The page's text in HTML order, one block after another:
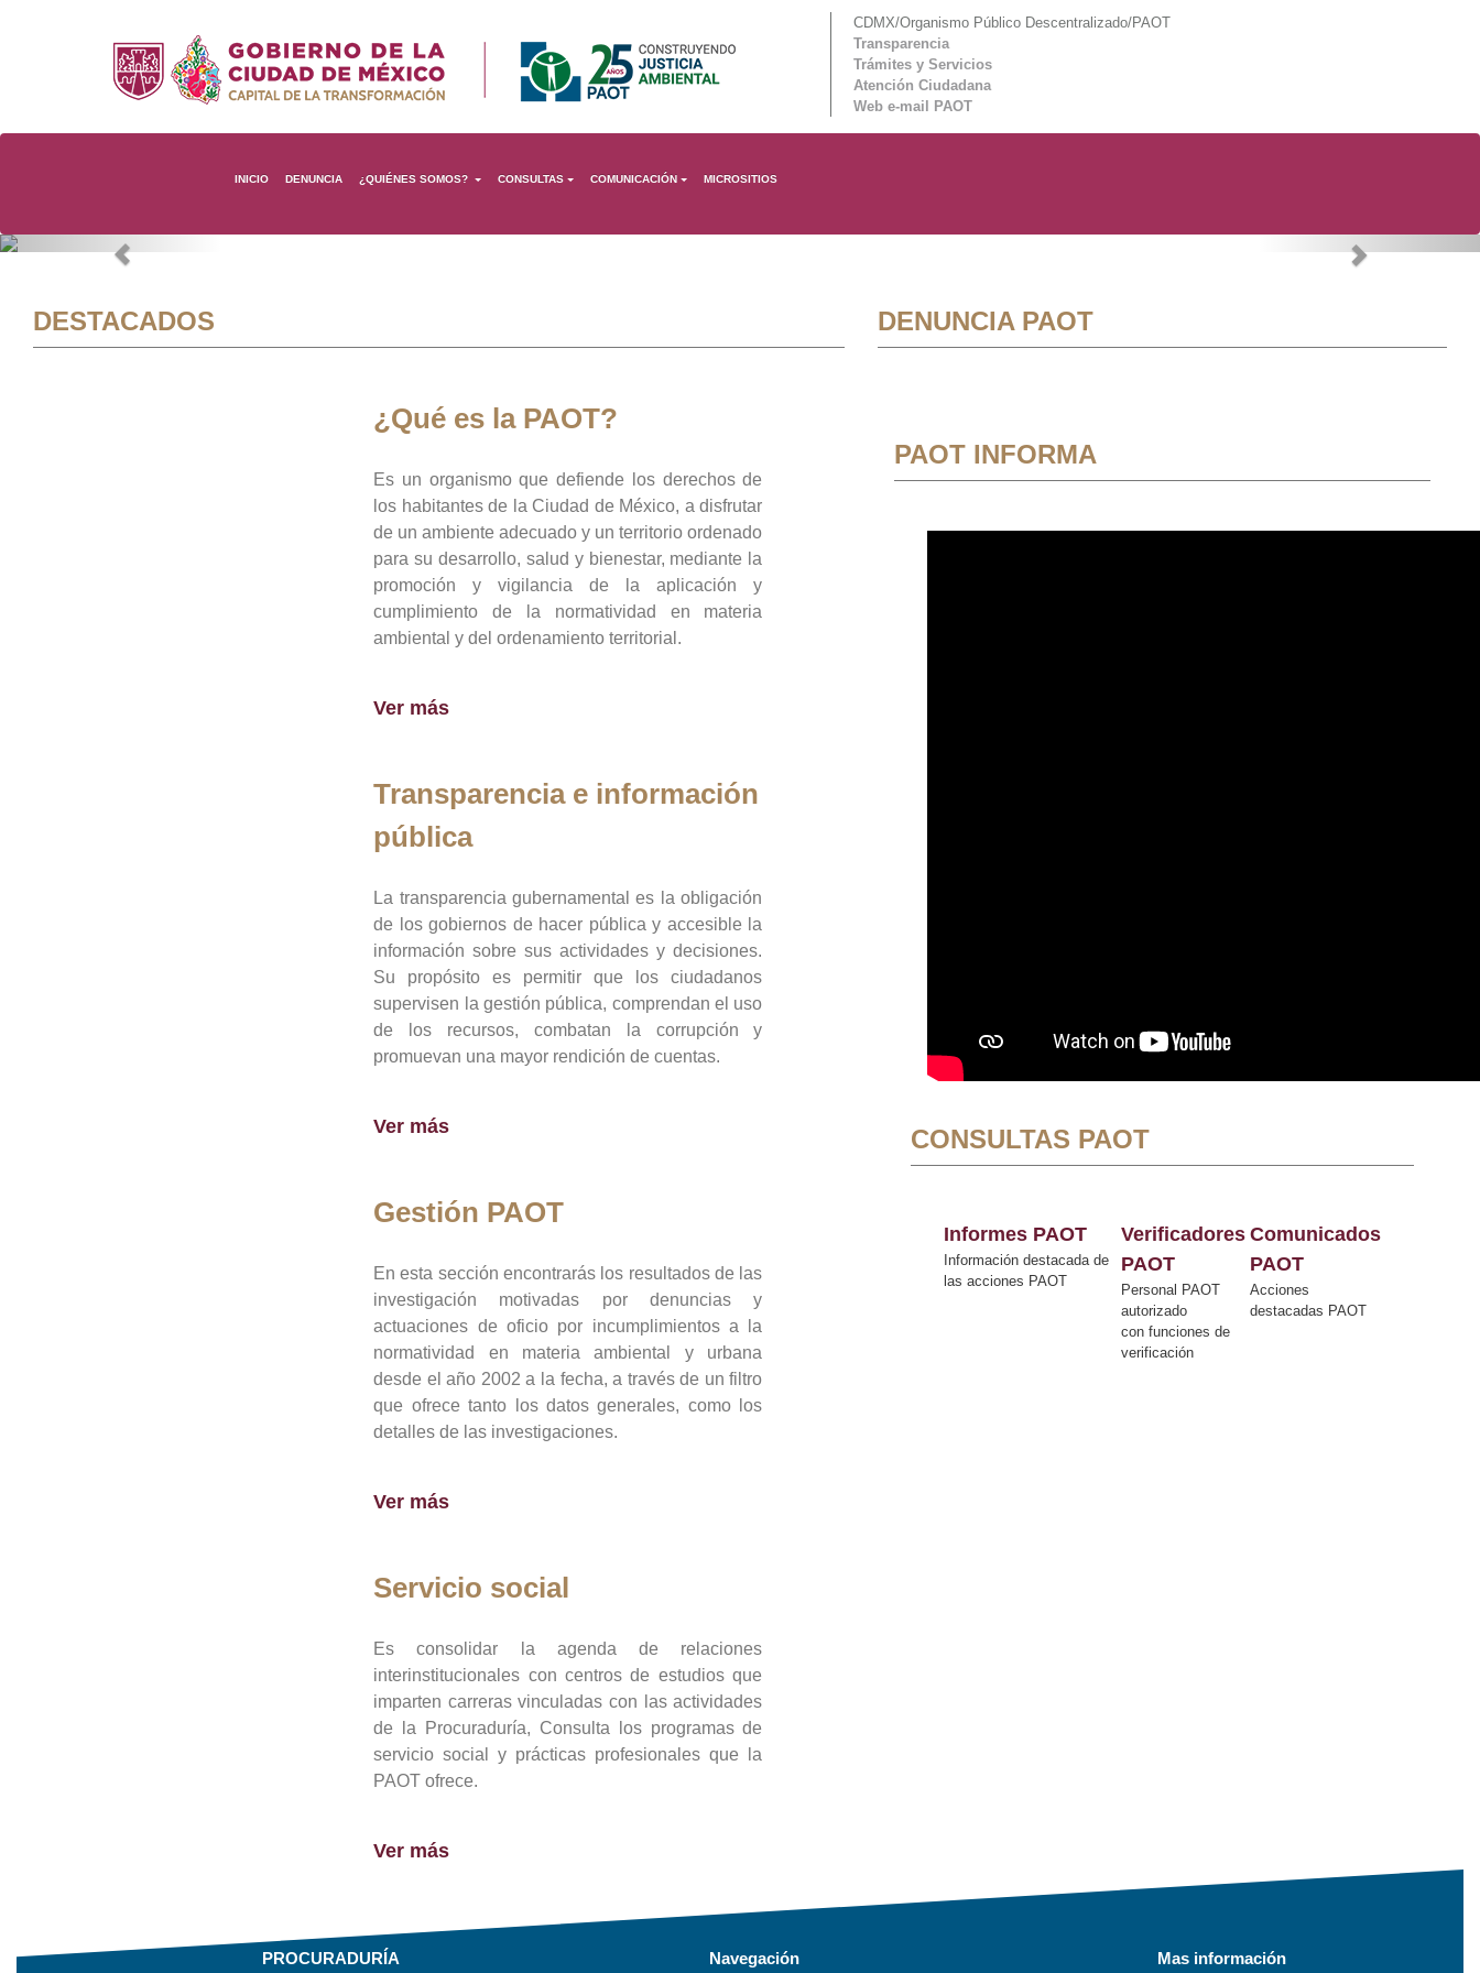
CDMX/Organismo Público Descentralizado/PAOT
Transparencia
Trámites y Servicios
Atención Ciudadana
Web e-mail PAOT
INICIO DENUNCIA ¿QUIÉNES SOMOS? CONSULTAS COMUNICACIÓN MICROSITIOS
Previous Next
DESTACADOS
¿Qué es la PAOT?
Es un organismo que defiende los derechos de
los habitantes de la Ciudad de México, a disfrutar
de un ambiente adecuado y un territorio ordenado
para su desarrollo, salud y bienestar, mediante la
promoción y vigilancia de la aplicación y
cumplimiento de la normatividad en materia
ambiental y del ordenamiento territorial.
Ver más
Transparencia e información
pública
La transparencia gubernamental es la obligación
de los gobiernos de hacer pública y accesible la
información sobre sus actividades y decisiones.
Su propósito es permitir que los ciudadanos
supervisen la gestión pública, comprendan el uso
de los recursos, combatan la corrupción y
promuevan una mayor rendición de cuentas.
Ver más
Gestión PAOT
En esta sección encontrarás los resultados de las
investigación motivadas por denuncias y
actuaciones de oficio por incumplimientos a la
normatividad en materia ambiental y urbana
desde el año 2002 a la fecha, a través de un filtro
que ofrece tanto los datos generales, como los
detalles de las investigaciones.
Ver más
Servicio social
Es consolidar la agenda de relaciones
interinstitucionales con centros de estudios que
imparten carreras vinculadas con las actividades
de la Procuraduría, Consulta los programas de
servicio social y prácticas profesionales que la
PAOT ofrece.
Ver más
DENUNCIA PAOT
PAOT INFORMA
CONSULTAS PAOT
Informes PAOT
Información destacada de
las acciones PAOT
Verificadores
PAOT
Personal PAOT
autorizado
con funciones de
verificación
Comunicados
PAOT
Acciones
destacadas PAOT
PROCURADURÍA Navegación Mas información